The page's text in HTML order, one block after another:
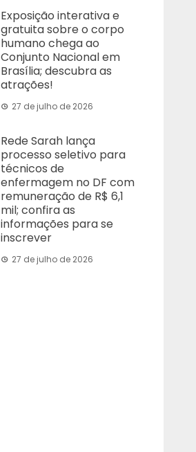
Exposição interativa e
gratuita sobre o corpo
humano chega ao
Conjunto Nacional em
Brasília; descubra as
atrações!
27 de julho de 2026
Rede Sarah lança
processo seletivo para
técnicos de
enfermagem no DF com
remuneração de R$ 6,1
mil; confira as
informações para se
inscrever
27 de julho de 2026